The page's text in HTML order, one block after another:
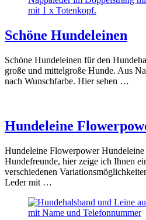
Schöne Hundeleinen
Schöne Hundeleinen für den
große und mittelgroße Hunde. Aus
nach Wunschfarbe. Hier sehen …
Hundeleine
Hundeleine Flowerpower
Hundefreunde, hier zeige ich Ihnen
verschiedenen
Leder mit …